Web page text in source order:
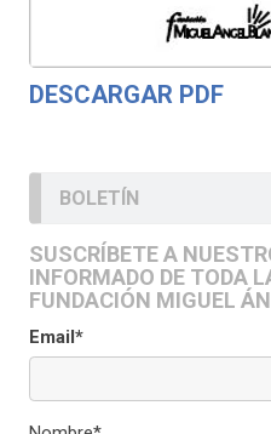
DESCARGAR PDF
BOLETÍN
SUSCRÍBETE A
INFORMADO DE TODA
FUNDACIÓN MIGUEL
Email*